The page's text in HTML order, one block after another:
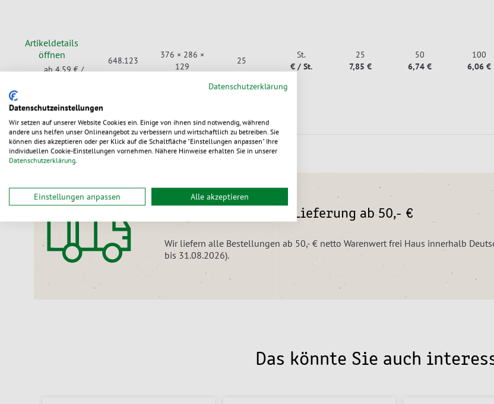
Artikeldetails
öffnen
ab 4,59 €/
648.123
376 × 286 ×
129
25
St.
€ / St.
25
7,85 €
50
6,74 €
100
6,06 €
Nur noch für kurze Zeit:
Versandkostenfreie Lieferung ab 50,- €
Wir liefern alle Bestellungen ab 50,- € netto Warenwert frei Haus innerhalb
bis 31.08.2026).
Das könnte Sie auch
Datenschutzerklärung
Datenschutzeinstellungen
Wir setzen auf unserer Website Cookies ein. Einige von ihnen sind notwendig, während
andere uns helfen unser Onlineangebot zu verbessern und wirtschaftlich zu betreiben. Sie
können dies akzeptieren oder per Klick auf die Schaltfläche "Einstellungen anpassen" Ihre
individuellen Cookie-Einstellungen vornehmen. Nähere Hinweise erhalten Sie in unserer
Datenschutzerklärung.
Einstellungen anpassen Alle akzeptieren